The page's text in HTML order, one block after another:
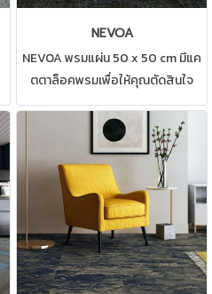
NEVOA
NEVOA พรมแผ่น 50 x 50 cm มีแค
ตตาล็อคพรมเพื่อให้คุณตัดสินใจ
สามารถปูได้ทุกสถานที่ เช่น บ้าน
สำนักงาน คอนโด ห้องทำงาน ห้อง
ประชุม ดูแลรักษาง่าย